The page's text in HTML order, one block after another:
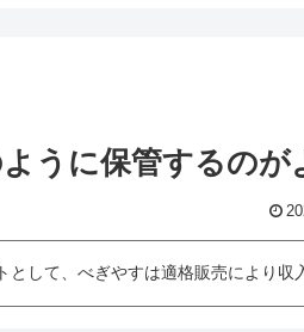
うに保管するのが
して、べぎやすは適格販売により収